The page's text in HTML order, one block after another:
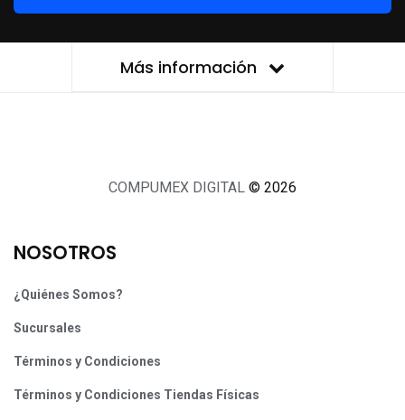
Más información
COMPUMEX DIGITAL © 2026
NOSOTROS
¿Quiénes Somos?
Sucursales
Términos y Condiciones
Términos y Condiciones Tiendas Físicas